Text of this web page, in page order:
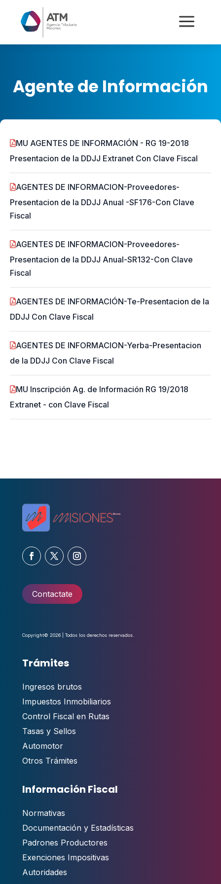
a
Agente de Información
MU AGENTES DE INFORMACIÓN - RG 19-2018
Presentacion de la DDJJ Extranet Con Clave Fiscal
AGENTES DE INFORMACION-Proveedores-
Presentacion de la DDJJ Anual -SF176-Con Clave
Fiscal
AGENTES DE INFORMACION-Proveedores-
Presentacion de la DDJJ Anual-SR132-Con Clave
Fiscal
AGENTES DE INFORMACIÓN-Te-Presentacion de la
DDJJ Con Clave Fiscal
AGENTES DE INFORMACION-Yerba-Presentacion
de la DDJJ Con Clave Fiscal
MU Inscripción Ag. de Información RG 19/2018
Extranet - con Clave Fiscal
Contactate
Copyright© 2026 | Todos los derechos reservados.
Trámites
Ingresos brutos
Impuestos Inmobiliarios
Control Fiscal en Rutas
Tasas y Sellos
Automotor
Otros Trámites
Información Fiscal
Normativas
Documentación y Estadísticas
Padrones Productores
Exenciones Impositivas
Autoridades